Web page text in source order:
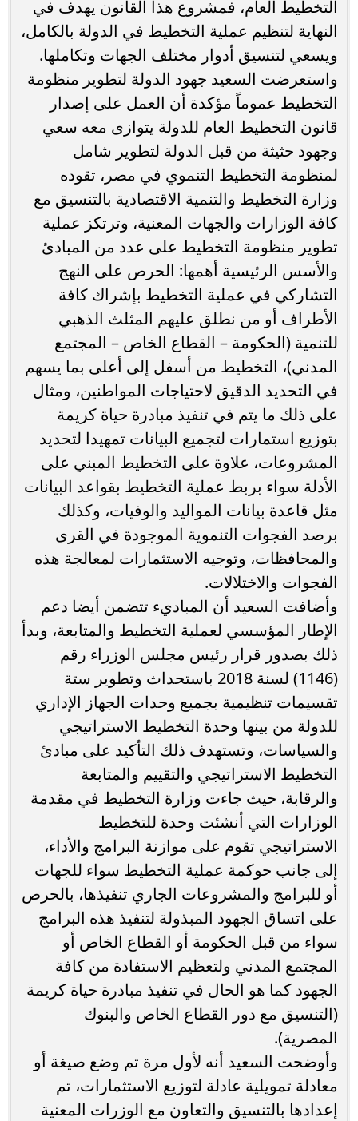
التخطيط العام، فمشروع هذا القانون يهدف في
النهاية لتنظيم عملية التخطيط في الدولة بالكامل،
ويسعي لتنسيق أدوار مختلف الجهات وتكاملها.
واستعرضت السعيد جهود الدولة لتطوير منظومة
التخطيط عموماً مؤكدة أن العمل على إصدار
قانون التخطيط العام للدولة يتوازى معه سعي
وجهود حثيثة من قبل الدولة لتطوير شامل
لمنظومة التخطيط التنموي في مصر، تقوده
وزارة التخطيط والتنمية الاقتصادية بالتنسيق مع
كافة الوزارات والجهات المعنية، وترتكز عملية
تطوير منظومة التخطيط على عدد من المبادئ
والأسس الرئيسية أهمها: الحرص على النهج
التشاركي في عملية التخطيط بإشراك كافة
الأطراف أو من نطلق عليهم المثلث الذهبي
للتنمية (الحكومة – القطاع الخاص – المجتمع
المدني)، التخطيط من أسفل إلى أعلى بما يسهم
في التحديد الدقيق لاحتياجات المواطنين، ومثال
على ذلك ما يتم في تنفيذ مبادرة حياة كريمة
بتوزيع استمارات لتجميع البيانات تمهيدا لتحديد
المشروعات، علاوة على التخطيط المبني على
الأدلة سواء بربط عملية التخطيط بقواعد البيانات
مثل قاعدة بيانات المواليد والوفيات، وكذلك
برصد الفجوات التنموية الموجودة في القرى
والمحافظات، وتوجيه الاستثمارات لمعالجة هذه
الفجوات والاختلالات.
وأضافت السعيد أن المباديء تتضمن أيضا دعم
الإطار المؤسسي لعملية التخطيط والمتابعة، وبدأ
ذلك بصدور قرار رئيس مجلس الوزراء رقم
(1146) لسنة 2018 باستحداث وتطوير ستة
تقسيمات تنظيمية بجميع وحدات الجهاز الإداري
للدولة من بينها وحدة التخطيط الاستراتيجي
والسياسات، وتستهدف ذلك التأكيد على مبادئ
التخطيط الاستراتيجي والتقييم والمتابعة
والرقابة، حيث جاءت وزارة التخطيط في مقدمة
الوزارات التي أنشئت وحدة للتخطيط
الاستراتيجي تقوم على موازنة البرامج والأداء،
إلى جانب حوكمة عملية التخطيط سواء للجهات
أو للبرامج والمشروعات الجاري تنفيذها، بالحرص
على اتساق الجهود المبذولة لتنفيذ هذه البرامج
سواء من قبل الحكومة أو القطاع الخاص أو
المجتمع المدني ولتعظيم الاستفادة من كافة
الجهود كما هو الحال في تنفيذ مبادرة حياة كريمة
(التنسيق مع دور القطاع الخاص والبنوك
المصرية).
وأوضحت السعيد أنه لأول مرة تم وضع صيغة أو
معادلة تمويلية عادلة لتوزيع الاستثمارات، تم
إعدادها بالتنسيق والتعاون مع الوزرات المعنية